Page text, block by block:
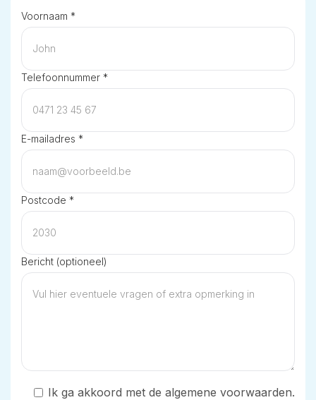
Voornaam *
Telefoonnummer *
E-mailadres *
Postcode *
Bericht (optioneel)
Ik ga akkoord met de algemene voorwaarden.